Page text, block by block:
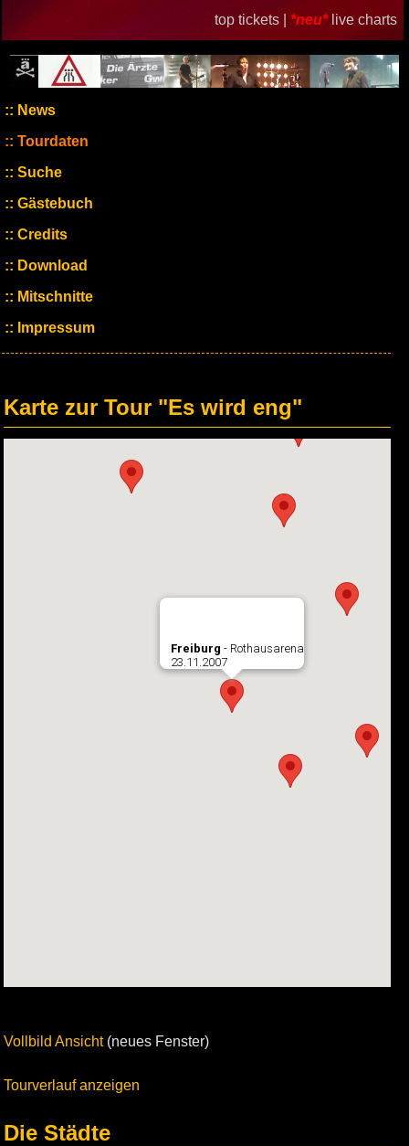
top tickets | *neu* live charts
News
Tourdaten
Suche
Gästebuch
Credits
Download
Mitschnitte
Impressum
Karte zur Tour "Es wird eng"
Freiburg - Rothausarena
23.11.2007
Vollbild Ansicht(neues Fenster)
Tourverlauf anzeigen
Die Städte